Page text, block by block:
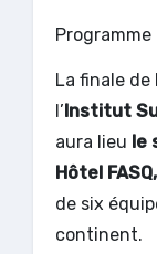
La finale
l’Institut
aura lieu le
Hôtel
de six
continent.